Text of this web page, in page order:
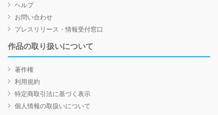
ヘルプ
お問い合わせ
プレスリリース・情報受付窓口
作品の取り扱いについて
著作権
利用規約
特定商取引法に基づく表示
個人情報の取扱いについて